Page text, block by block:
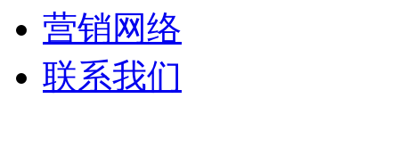
营销网络
联系我们